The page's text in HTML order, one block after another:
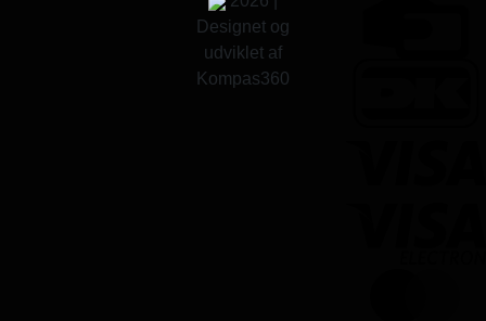
Designet og
udviklet af
Kompas360